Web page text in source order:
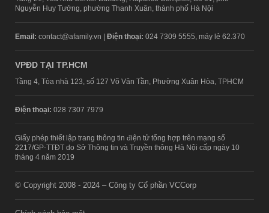
Nguyễn Huy Tưởng, phường Thanh Xuân, thành phố Hà Nội
Email: contact@afamily.vn | Điện thoại: 024 7309 5555, máy lẻ 62.370
VPĐD TẠI TP.HCM
Tầng 4, Tòa nhà 123, số 127 Võ Văn Tần, Phường Xuân Hòa, TPHCM
Điện thoại: 028 7307 7979
Giấy phép thiết lập trang thông tin điện tử tổng hợp trên mạng số
2217/GP-TTĐT do Sở Thông tin và Truyền thông Hà Nội cấp ngày 10
tháng 4 năm 2019
© Copyright 2008 - 2024 – Công ty Cổ phần VCCorp